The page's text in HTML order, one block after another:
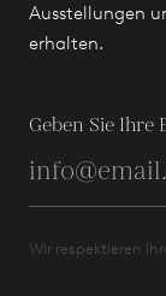
Ausstellungen
erhalten.
Geben Sie Ihre
Wir respektieren